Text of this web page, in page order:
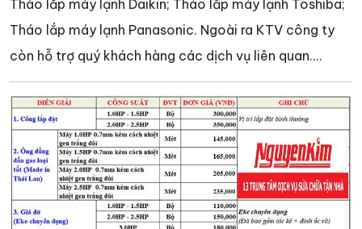
Tháo lắp máy lạnh Daikin; Tháo lắp máy lạnh Toshiba;
Tháo lắp máy lạnh Panasonic. Ngoài ra KTV công ty
còn hỗ trợ quý khách hàng các dịch vụ liên quan....